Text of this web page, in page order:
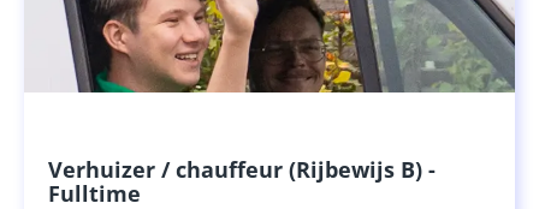
Verhuizer / chauffeur (Rijbewijs B) -
Fulltime